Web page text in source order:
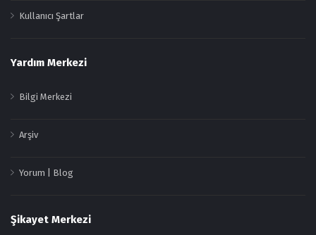
Kullanıcı Şartlar
Yardım Merkezi
Bilgi Merkezi
Arşiv
Yorum | Blog
Şikayet Merkezi